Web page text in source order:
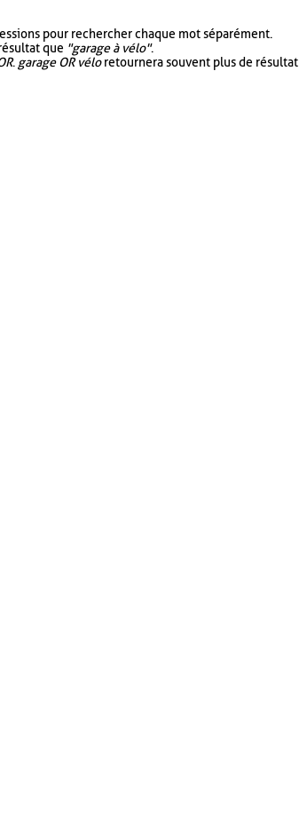
pour rechercher chaque mot séparément.
que "garage à vélo".
. garage OR véloretournera souvent plus de résultat